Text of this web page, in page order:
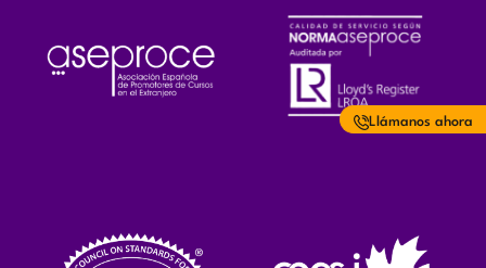
Llámanos ahora